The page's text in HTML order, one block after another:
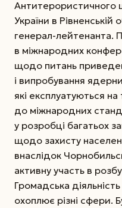
Антитерористичного
України в Рівненській
генерал-лейтенанта.
в міжнародних
щодо питань
і випробування
які експлуатуються на
до міжнародних
у розробці багатьох
щодо захисту
внаслідок
активну участь в
Громадська
охоплює різні сфери.